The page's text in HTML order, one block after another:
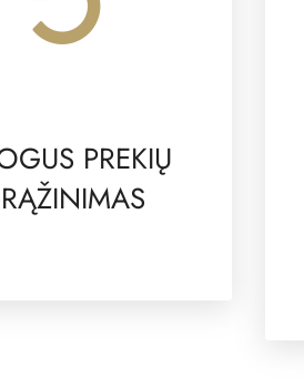
PREKIŲ